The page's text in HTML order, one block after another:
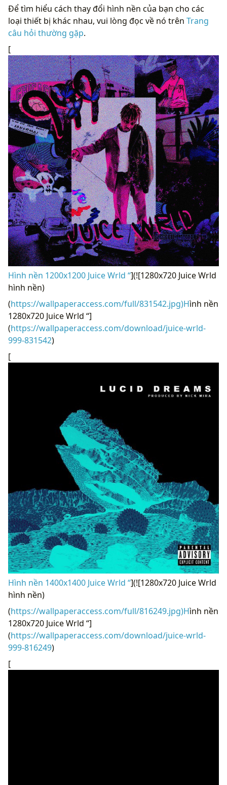
Để tìm hiểu cách thay đổi hình nền của bạn cho các
loại thiết bị khác nhau, vui lòng đọc về nó trên Trang
câu hỏi thường gặp.
[
Hình nền 1200x1200 Juice Wrld “](![1280x720 Juice Wrld
hình nền)
(https://wallpaperaccess.com/full/831542.jpg)Hình nền
1280x720 Juice Wrld “]
(https://wallpaperaccess.com/download/juice-wrld-
999-831542)
[
Hình nền 1400x1400 Juice Wrld “](![1280x720 Juice Wrld
hình nền)
(https://wallpaperaccess.com/full/816249.jpg)Hình nền
1280x720 Juice Wrld “]
(https://wallpaperaccess.com/download/juice-wrld-
999-816249)
[